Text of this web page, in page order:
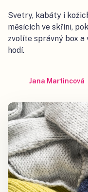
Svetry, kabáty i
měsících ve skříni,
zvolíte správný box a
hodí.
Jana Martincová